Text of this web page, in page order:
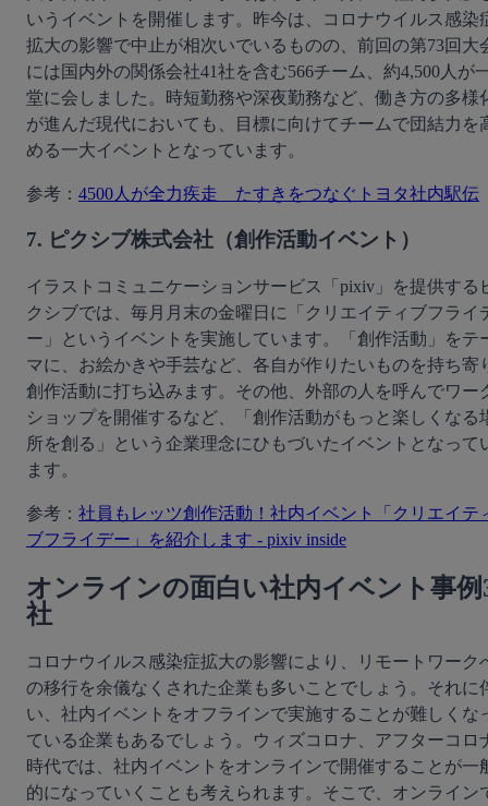
いうイベントを開催します。昨今は、コロナウイルス感染
拡大の影響で中止が相次いでいるものの、前回の第73回大
には国内外の関係会社41社を含む566チーム、約4,500人が
堂に会しました。時短勤務や深夜勤務など、働き方の多様
が進んだ現代においても、目標に向けてチームで団結力を
める一大イベントとなっています。
参考： 4500人が全力疾走　たすきをつなぐトヨタ社内駅伝
7. ピクシブ株式会社（創作活動イベント）
イラストコミュニケーションサービス「pixiv」を提供する
クシブでは、毎月月末の金曜日に「クリエイティブフライ
ー」というイベントを実施しています。「創作活動」をテ
マに、お絵かきや手芸など、各自が作りたいものを持ち寄
創作活動に打ち込みます。その他、外部の人を呼んでワー
ショップを開催するなど、「創作活動がもっと楽しくなる
所を創る」という企業理念にひもづいたイベントとなって
ます。
参考： 社員もレッツ創作活動！社内イベント「クリエイテ
ブフライデー」を紹介します - pixiv inside
オンラインの面白い社内イベント事例
社
コロナウイルス感染症拡大の影響により、リモートワーク
の移行を余儀なくされた企業も多いことでしょう。それに
い、社内イベントをオフラインで実施することが難しくな
ている企業もあるでしょう。ウィズコロナ、アフターコロ
時代では、社内イベントをオンラインで開催することが一
的になっていくことも考えられます。そこで、オンライン